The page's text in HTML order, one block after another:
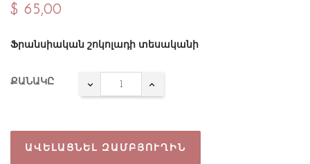
$ 65,00
Ֆրանսիական շոկոլադի տեսականի
ՔԱՆԱԿԸ
ԱՎԵԼԱՑՆԵԼ ԶԱՄԲՅՈՒՂԻՆ